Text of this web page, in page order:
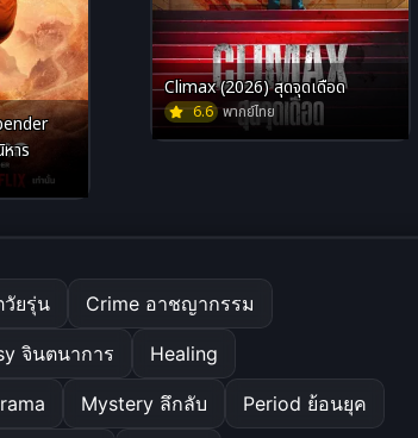
าร
Climax (2026) สุดจุดเดือด
6.6 พากย์ไทย
ยรุ่น Crime อาชญากรรม
จินตนาการ Healing
Mystery ลึกลับ Period ย้อนยุค